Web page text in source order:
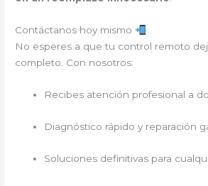
Contáctanos hoy mismo
No esperes a que tu control remoto
completo. Con nosotros:
Recibes atención profesional a
Diagnóstico rápido y reparación
Soluciones definitivas para